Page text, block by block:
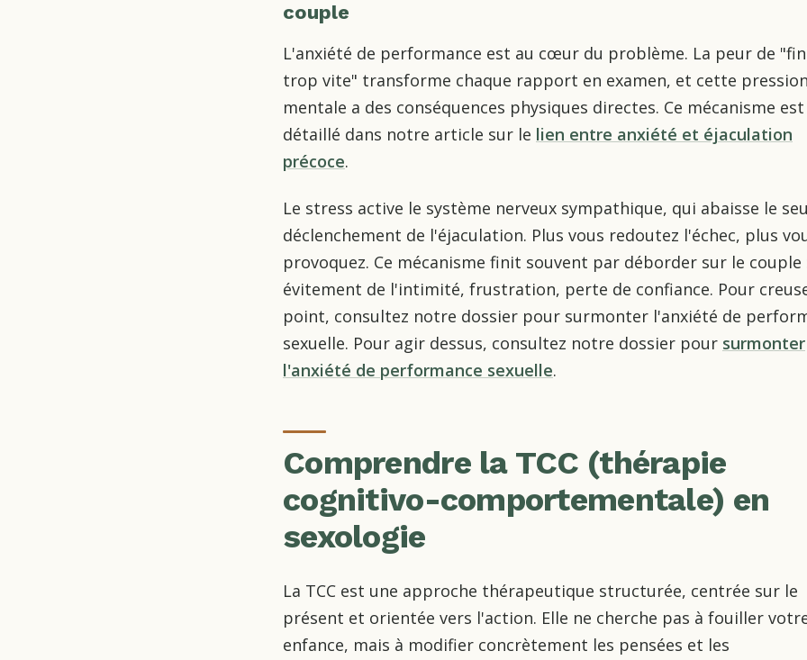
couple
L'anxiété de performance est au cœur du problème. La peur de
trop vite" transforme chaque rapport en examen, et cette pression
mentale a des conséquences physiques directes. Ce mécanisme est
détaillé dans notre article sur le lien entre anxiété et éjaculation
précoce.
Le stress active le système nerveux sympathique, qui abaisse le
déclenchement de l'éjaculation. Plus vous redoutez l'échec, plus
provoquez. Ce mécanisme finit souvent par déborder sur le couple
évitement de l'intimité, frustration, perte de confiance. Pour
point, consultez notre dossier pour surmonter l'anxiété de
sexuelle. Pour agir dessus, consultez notre dossier pour surmonter
l'anxiété de performance sexuelle.
Comprendre la TCC (thérapie
cognitivo-comportementale) en
sexologie
La TCC est une approche thérapeutique structurée, centrée sur le
présent et orientée vers l'action. Elle ne cherche pas à fouiller
enfance, mais à modifier concrètement les pensées et les